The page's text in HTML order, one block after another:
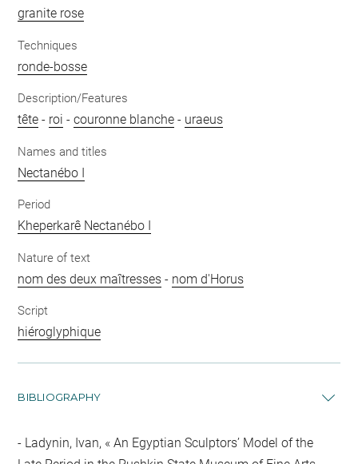
granite rose
Techniques
ronde-bosse
Description/Features
tête - roi -couronne blanche - uraeus
Names and titles
Nectanébo I
Period
Kheperkarê Nectanébo I
Nature of text
nom des deux maîtresses - nom d'Horus
Script
hiéroglyphique
BIBLIOGRAPHY
Ladynin, Ivan, « An Egyptian Sculptors’ Model of the